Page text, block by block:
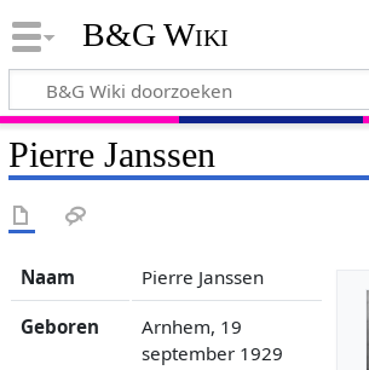
B&G Wiki
Pierre Janssen
Naam Pierre Janssen
Geboren
Arnhem, 19
september 1929